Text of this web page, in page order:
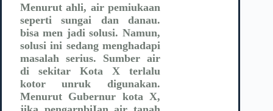
Menurut ahli, air pemiukaan
seperti sungai dan danau.
bisa men jadi solusi. Namun,
solusi ini sedang menghadapi
masalah serius. Sumber air
di sekitar Kota X terlalu
kotor unruk digunakan.
Menurut Gubernur kota X,